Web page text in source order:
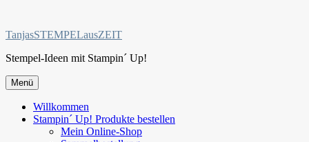
springen
TanjasSTEMPELausZEIT
Stempel-Ideen mit Stampin´ Up!
Menü
Willkommen
Stampin´ Up! Produkte bestellen
Mein Online-Shop